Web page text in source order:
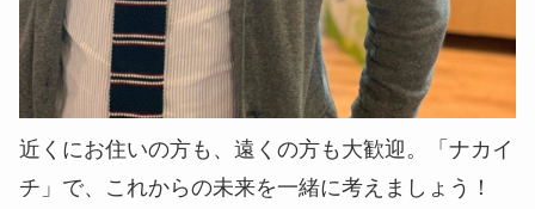
近くにお住いの方も、遠くの方も大歓迎。「ナカイ
チ」で、これからの未来を一緒に考えましょう！